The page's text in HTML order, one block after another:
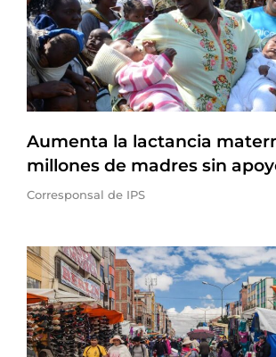
Aumenta la lactancia
millones de madres sin
Corresponsal de IPS